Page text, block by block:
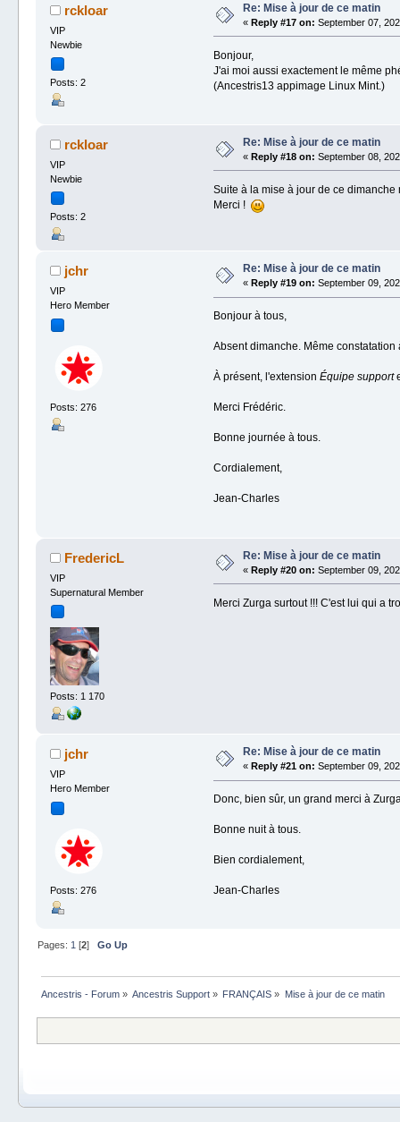
rckloar
VIP
Newbie
Posts: 2
Re: Mise à jour de ce matin
« Reply #17 on: September 07,
Bonjour,
J'ai moi aussi exactement le même
(Ancestris13 appimage Linux Mint.)
rckloar
VIP
Newbie
Posts: 2
Re: Mise à jour de ce matin
« Reply #18 on: September 08,
Suite à la mise à jour de ce
Merci !
jchr
VIP
Hero Member
Posts: 276
Re: Mise à jour de ce matin
« Reply #19 on: September 09,
Bonjour à tous,
Absent dimanche. Même constatation
À présent, l'extensionÉquipe support
Merci Frédéric.
Bonne journée à tous.
Cordialement,
Jean-Charles
FredericL
VIP
Supernatural Member
Posts: 1 170
Re: Mise à jour de ce matin
« Reply #20 on: September 09,
Merci Zurga surtout !!! C'est lui qui a
jchr
VIP
Hero Member
Posts: 276
Re: Mise à jour de ce matin
« Reply #21 on: September 09,
Donc, bien sûr, un grand merci à
Bonne nuit à tous.
Bien cordialement,
Jean-Charles
Pages: 1[2] Go Up
Ancestris - Forum» Ancestris Support » FRANÇAIS » Mise à jour de ce matin